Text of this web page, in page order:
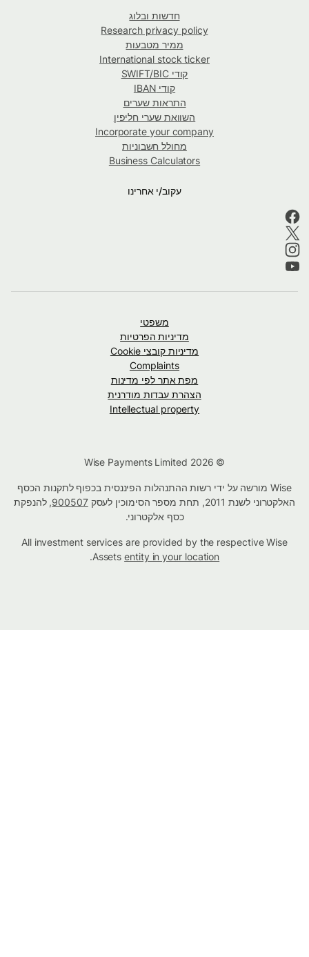
חדשות ובלוג
Research privacy policy
ממיר מטבעות
International stock ticker
קודי SWIFT/BIC
קודי IBAN
התראות שערים
השוואת שערי חליפין
Incorporate your company
מחולל חשבוניות
Business Calculators
עקוב/י אחרינו
משפטי
מדיניות הפרטיות
מדיניות קובצי Cookie
Complaints
מפת אתר לפי מדינות
הצהרת עבדות מודרנית
Intellectual property
Wise מורשה על ידי רשות ההתנהלות הפיננסית בכפוף לתקנות הכסף
האלקטרוני לשנת 2011, תחת מספר הסימוכין לעסק
900507, להנפקת
כסף אלקטרוני.
All investment services are provided by the respective Wise
Assetsentity in your location
.